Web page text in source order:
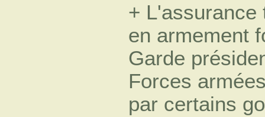
+ L'assurance
en armement
Garde
Forces
par certains